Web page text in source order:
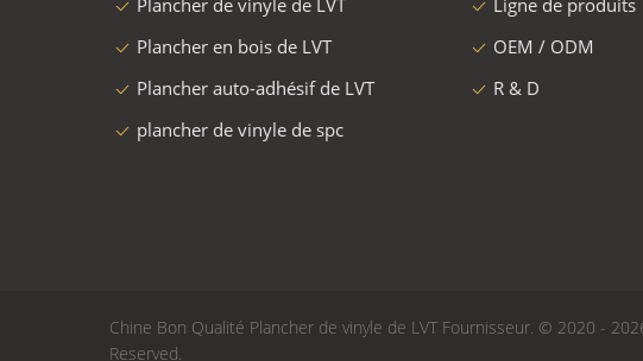
Plancher de vinyle de LVT
Plancher en bois de LVT
Plancher auto-adhésif de LVT
plancher de vinyle de spc
Ligne de produits
OEM / ODM
R & D
Chine Bon Qualité Plancher de vinyle de LVT Fournisseur. © 2020 -
Reserved.